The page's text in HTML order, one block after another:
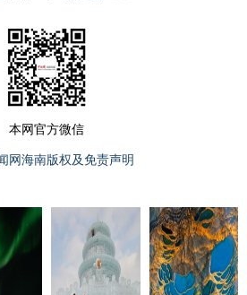
本网官方微信
网海南版权及免责声明